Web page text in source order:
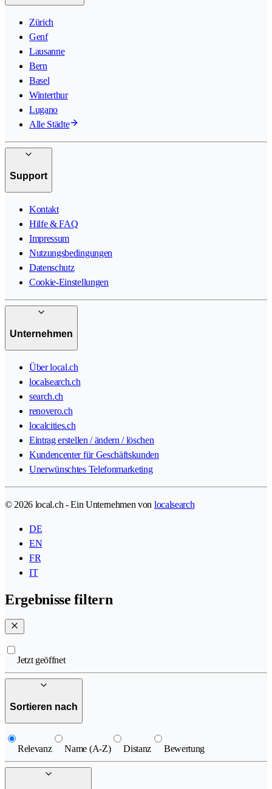
Zürich
Genf
Lausanne
Bern
Basel
Winterthur
Lugano
Alle Städte
Support
Kontakt
Hilfe & FAQ
Impressum
Nutzungsbedingungen
Datenschutz
Cookie-Einstellungen
Unternehmen
Über local.ch
localsearch.ch
search.ch
renovero.ch
localcities.ch
Eintrag erstellen / ändern / löschen
Kundencenter für Geschäftskunden
Unerwünschtes Telefonmarketing
© 2026 local.ch - Ein Unternehmen von localsearch
DE
EN
FR
IT
Ergebnisse filtern
Jetzt geöffnet
Sortieren nach
Relevanz Name (A-Z) Distanz Bewertung